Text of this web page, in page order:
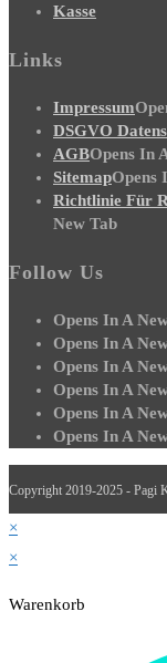
Kasse
Links
Impressum
DSGVO
AGBOpens In
SitemapOpens
Richtlinie Für
New Tab
Follow Us
Opens In A
Opens In A
Opens In A
Opens In A
Opens In A
Opens In A
Copyright 2019-2025 - Pagi
×
×
Warenkorb